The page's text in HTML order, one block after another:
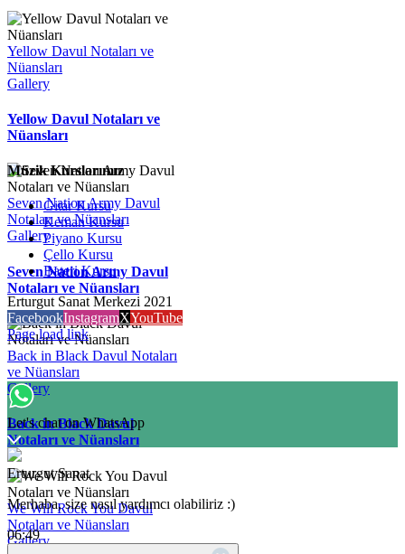
Yellow Davul Notaları ve
Nüansları
Gallery
Yellow Davul Notaları ve
Nüansları
Seven Nation Army Davul
Notaları ve Nüansları
Gallery
Seven Nation Army Davul
Notaları ve Nüansları
Back in Black Davul Notaları
ve Nüansları
Gallery
Back in Black Davul
Notaları ve Nüansları
We Will Rock You Davul
Notaları ve Nüansları
Gallery
Müzik Kurslarımız
Gitar Kursu
Keman Kursu
Piyano Kursu
Çello Kursu
Bateri Kursu
Erturgut Sanat Merkezi 2021
FacebookInstagramXYouTube
Page load link
Let's chat on WhatsApp
Erturgut Sanat
Merhaba, size nasıl yardımcı olabiliriz :)
06:49